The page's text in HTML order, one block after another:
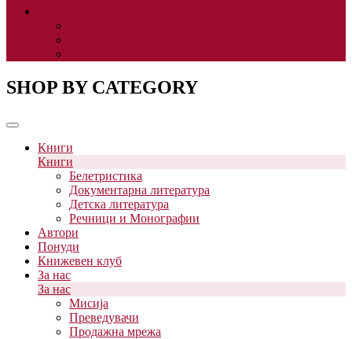
SHOP BY CATEGORY
Книги
Книги
Белетристика
Документарна литература
Детска литература
Речници и Монографии
Автори
Понуди
Книжевен клуб
За нас
За нас
Мисија
Преведувачи
Продажна мрежа